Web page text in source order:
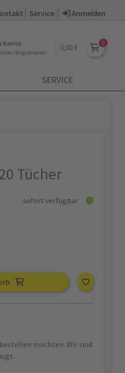
Service Anmelden
Konto
Registrieren
0,00 €
SERVICE
Tücher
sofort verfügbar
möchten: Wir sind